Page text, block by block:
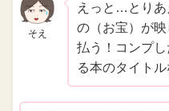
そえ
えっと…とりあ
の（お宝）が
払う！コンプ
る本のタイト